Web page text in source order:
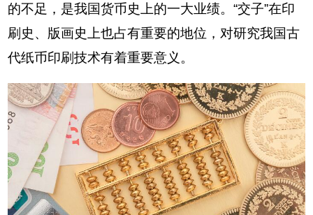
的不足，是我国货币史上的一大业绩。“交子”在印
刷史、版画史上也占有重要的地位，对研究我国古
代纸币印刷技术有着重要意义。